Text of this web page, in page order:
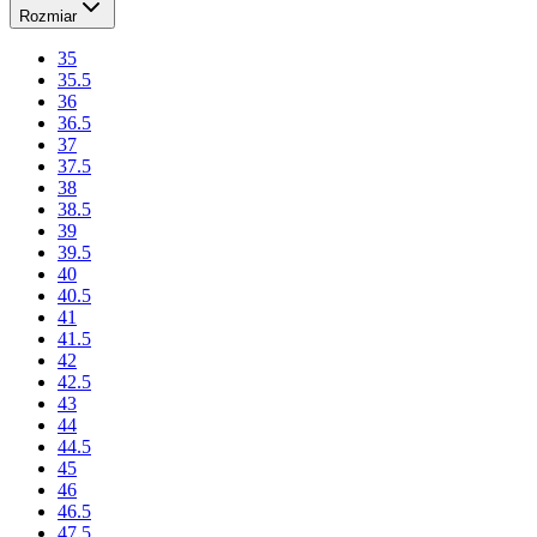
Rozmiar
35
35.5
36
36.5
37
37.5
38
38.5
39
39.5
40
40.5
41
41.5
42
42.5
43
44
44.5
45
46
46.5
47.5